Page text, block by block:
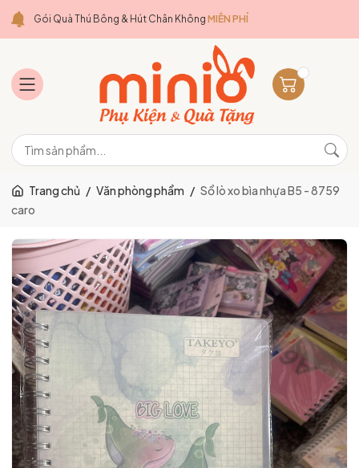
Gói Quà Thú Bông & Hút Chân Không MIỄN PHÍ
Trang chủ / Văn phòng phẩm / Sổ lò xo bìa nhựa B5 - 8759
caro